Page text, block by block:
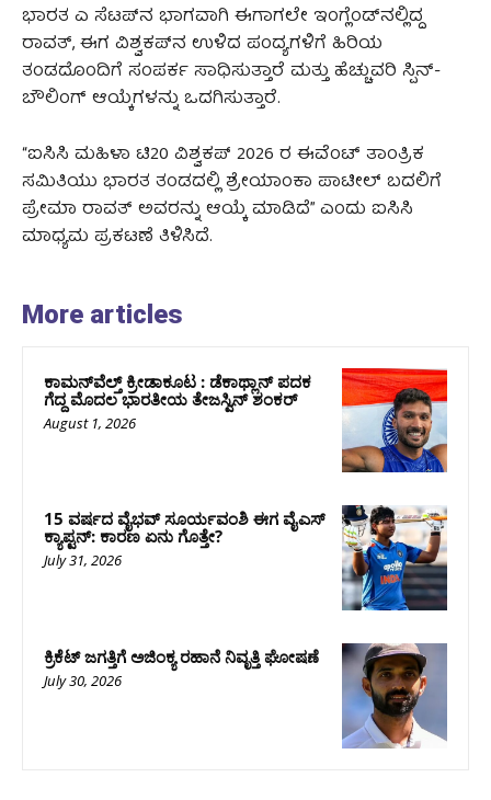
ಭಾರತ ಎ ಸೆಟಪ್‌ನ ಭಾಗವಾಗಿ ಈಗಾಗಲೇ ಇಂಗ್ಲೆಂಡ್‌ನಲ್ಲಿದ್ದ
ರಾವತ್, ಈಗ ವಿಶ್ವಕಪ್‌ನ ಉಳಿದ ಪಂದ್ಯಗಳಿಗೆ ಹಿರಿಯ
ತಂಡದೊಂದಿಗೆ ಸಂಪರ್ಕ ಸಾಧಿಸುತ್ತಾರೆ ಮತ್ತು ಹೆಚ್ಚುವರಿ ಸ್ಪಿನ್-
ಬೌಲಿಂಗ್ ಆಯ್ಕೆಗಳನ್ನು ಒದಗಿಸುತ್ತಾರೆ.
“ಐಸಿಸಿ ಮಹಿಳಾ ಟಿ20 ವಿಶ್ವಕಪ್ 2026 ರ ಈವೆಂಟ್ ತಾಂತ್ರಿಕ
ಸಮಿತಿಯು ಭಾರತ ತಂಡದಲ್ಲಿ ಶ್ರೇಯಾಂಕಾ ಪಾಟೀಲ್ ಬದಲಿಗೆ
ಪ್ರೇಮಾ ರಾವತ್ ಅವರನ್ನು ಆಯ್ಕೆ ಮಾಡಿದೆ” ಎಂದು ಐಸಿಸಿ
ಮಾಧ್ಯಮ ಪ್ರಕಟಣೆ ತಿಳಿಸಿದೆ.
More articles
ಕಾಮನ್‌ವೆಲ್ತ್ ಕ್ರೀಡಾಕೂಟ : ಡೆಕಾಥ್ಲಾನ್ ಪದಕ
ಗೆದ್ದ ಮೊದಲ ಭಾರತೀಯ ತೇಜಸ್ವಿನ್ ಶಂಕರ್
August 1, 2026
15 ವರ್ಷದ ವೈಭವ್ ಸೂರ್ಯವಂಶಿ ಈಗ ವೈಎಸ್
ಕ್ಯಾಪ್ಟನ್: ಕಾರಣ ಏನು ಗೊತ್ತೇ?
July 31, 2026
ಕ್ರಿಕೆಟ್‌ ಜಗತ್ತಿಗೆ ಅಜಿಂಕ್ಯ ರಹಾನೆ ನಿವೃತ್ತಿ ಘೋಷಣೆ
July 30, 2026